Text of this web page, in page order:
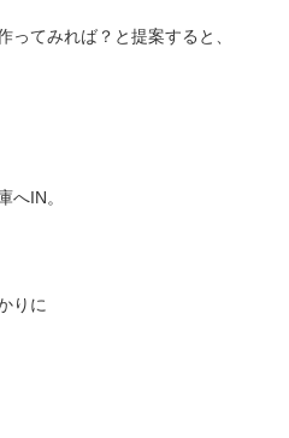
ってみれば？と提案すると、
へIN。
りに